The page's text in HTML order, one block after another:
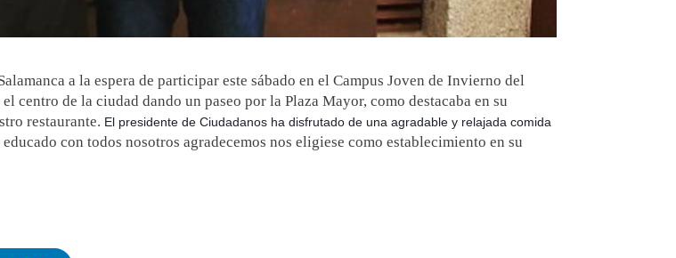
a la espera de participar este sábado en el Campus Joven de Invierno del
centro de la ciudad dando un paseo por la Plaza Mayor, como destacaba en su
restaurante. El presidente de Ciudadanos ha disfrutado de una agradable y relajada comida
con todos nosotros agradecemos nos eligiese como establecimiento en su